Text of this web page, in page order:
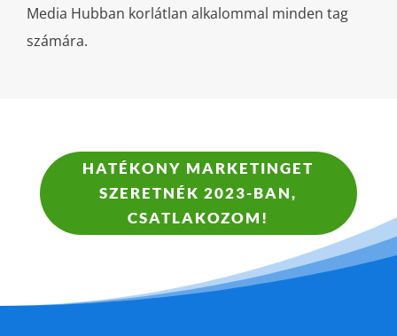
Media Hubban korlátlan alkalommal minden tag
számára.
HATÉKONY MARKETINGET
SZERETNÉK 2023-BAN,
CSATLAKOZOM!